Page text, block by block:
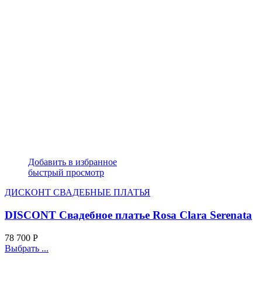
Добавить в избранное
быстрый просмотр
ДИСКОНТ СВАДЕБНЫЕ ПЛАТЬЯ
DISCONT Свадебное платье Rosa Clara Serenata
78 700 Р
Выбрать ...